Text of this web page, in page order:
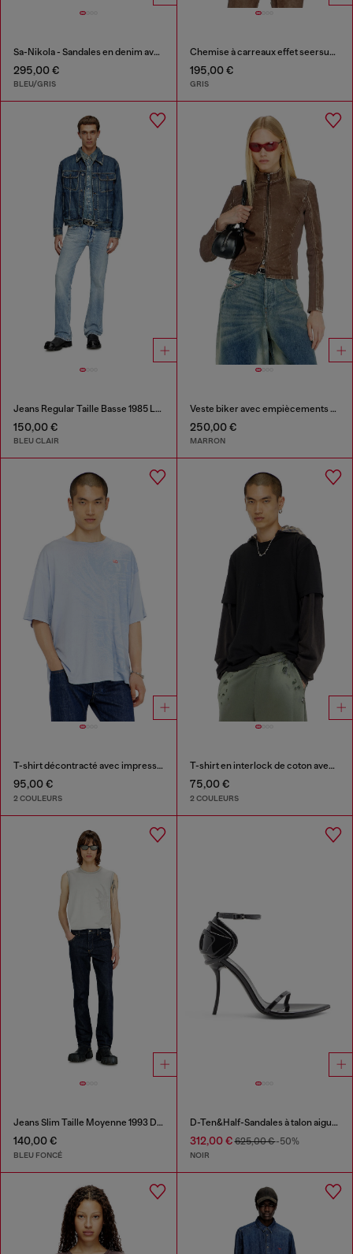
Sa-Nikola - Sandales en denim avec détails effilochés
295,00 €
BLEU/GRIS
Chemise à carreaux effet seersucker
195,00 €
GRIS
Jeans Regular Taille Basse 1985 Larkee
150,00 €
BLEU CLAIR
Veste biker avec empiècements en maille côtelée
250,00 €
MARRON
T-shirt décontracté avec impressions pigmentaires
95,00 €
2 COULEURS
T-shirt en interlock de coton avec logo brodé
75,00 €
2 COULEURS
Jeans Slim Taille Moyenne 1993 D-Vyl
140,00 €
BLEU FONCÉ
D-Ten&Half-Sandales à talon aiguille en cuir verni
312,00 €625,00 €-50%
NOIR